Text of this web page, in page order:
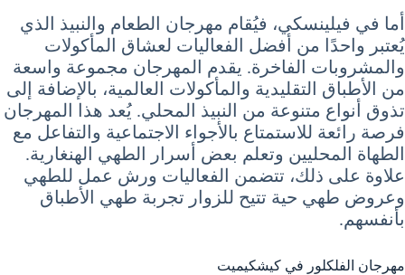
أما في فيلينسكي، فيُقام مهرجان الطعام والنبيذ الذي
يُعتبر واحدًا من أفضل الفعاليات لعشاق المأكولات
والمشروبات الفاخرة. يقدم المهرجان مجموعة واسعة
من الأطباق التقليدية والمأكولات العالمية، بالإضافة إلى
تذوق أنواع متنوعة من النبيذ المحلي. يُعد هذا المهرجان
فرصة رائعة للاستمتاع بالأجواء الاجتماعية والتفاعل مع
الطهاة المحليين وتعلم بعض أسرار الطهي الهنغارية.
علاوة على ذلك، تتضمن الفعاليات ورش عمل للطهي
وعروض طهي حية تتيح للزوار تجربة طهي الأطباق
بأنفسهم.
مهرجان الفلكلور في كيشكيميت